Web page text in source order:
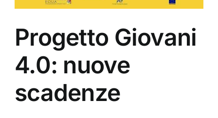
Progetto Giovani
4.0: nuove
scadenze